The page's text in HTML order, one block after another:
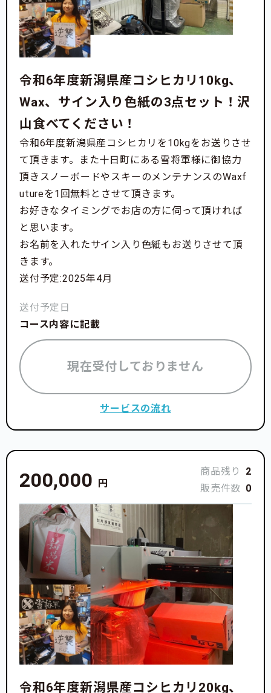
令和6年度新潟県産コシヒカリ10kg、
Wax、サイン入り色紙の3点セット！沢
山食べてください！
令和6年度新潟県産コシヒカリを10kgをお送りさせ
て頂きます。また十日町にある雪将軍様に御協力
頂きスノーボードやスキーのメンテナンスのWaxf
utureを1回無料とさせて頂きます。
お好きなタイミングでお店の方に伺って頂ければ
と思います。
お名前を入れたサイン入り色紙もお送りさせて頂
きます。
送付予定:2025年4月
送付予定日
コース内容に記載
現在受付しておりません
サービスの流れ
200,000 円
商品残り
2
販売件数 0
令和6年度新潟県産コシヒカリ20kg、